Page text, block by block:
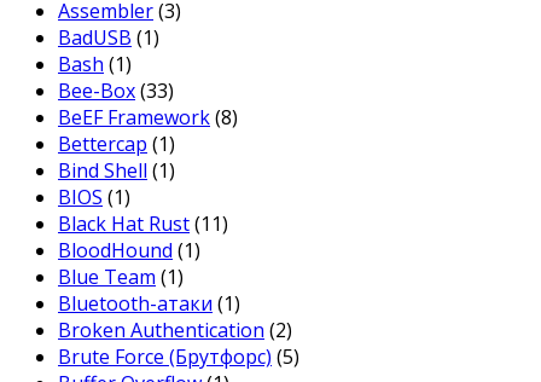
Assembler(3)
BadUSB (1)
Bash (1)
Bee-Box(33)
BeEF Framework(8)
Bettercap (1)
Bind Shell (1)
BIOS (1)
Black Hat Rust(11)
BloodHound (1)
Blue Team (1)
Bluetooth-атаки (1)
Broken Authentication (2)
Brute Force (Брутфорс) (5)